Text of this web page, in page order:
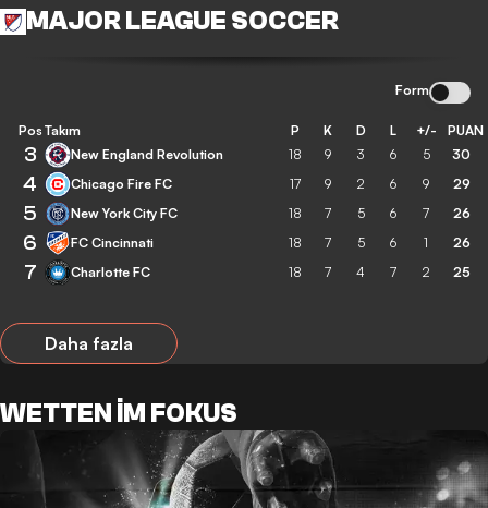
MAJOR LEAGUE SOCCER
Form
Pos Takım P K D L +/- PUAN
3 New England Revolution 18 9 3 6 5 30
4 Chicago Fire FC 17 9 2 6 9 29
5 New York City FC 18 7 5 6 7 26
6 FC Cincinnati 18 7 5 6 1 26
7 Charlotte FC 18 7 4 7 2 25
Daha fazla
WETTEN IM FOKUS